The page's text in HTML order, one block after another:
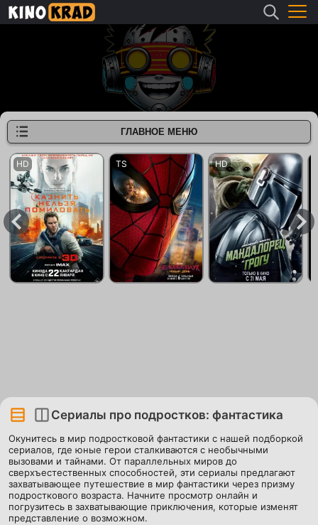
Сериалы про подростков: фантастика
Окунитесь в мир подростковой фантастики с нашей подборкой
сериалов, где юные герои сталкиваются с необычными
вызовами и тайнами. От параллельных миров до
сверхъестественных способностей, эти сериалы предлагают
захватывающее путешествие в мир фантастики через призму
подросткового возраста. Начните просмотр онлайн и
погрузитесь в захватывающие приключения, которые изменят
представление о возможном.
ГЛАВНОЕ МЕНЮ